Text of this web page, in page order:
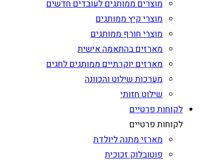
מוצרים ממותגים לעובדים חדשים
מוצרי קיץ ממותגים
מוצרי חורף ממותגים
מארזים בהתאמה אישית
מארזים יוקרתיים ממותגים לחגים
מערכות שילוט והכוונה
שילוט חזותי
לקוחות פרטיים
לקוחות פרטיים
מארזי מתנה ליולדת
פוטובלוק זכוכית